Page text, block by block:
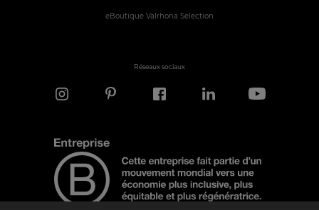
eBoutique Valrhona Selection
Réseaux sociaux